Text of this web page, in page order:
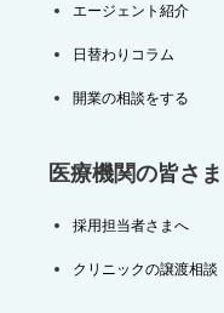
エージェント紹介
日替わりコラム
開業の相談をする
医療機関の皆さま
採用担当者さまへ
クリニックの譲渡相談